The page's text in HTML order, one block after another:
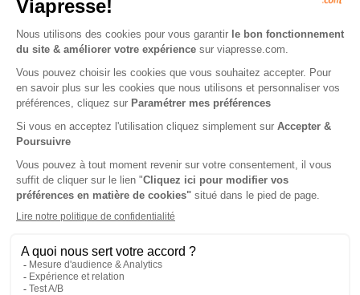
39,00 € -7%
Ajouter au panier
49,00 € -13%
Ajouter au panier